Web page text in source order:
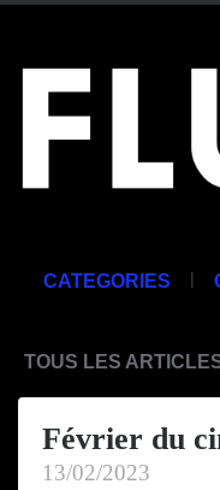
CATEGORIES |
TOUS LES
Février du
13/02/2023